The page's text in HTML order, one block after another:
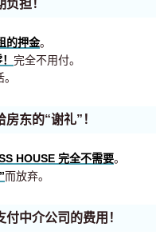
担！
的押金。
完全不用付。
东的“谢礼”！
HOUSE 完全不需要。
而放弃。
中介公司的费用！